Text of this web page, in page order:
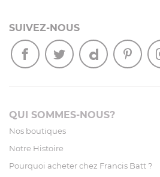
SUIVEZ-NOUS
QUI SOMMES-NOUS?
Nos boutiques
Notre Histoire
Pourquoi acheter chez Francis Batt ?